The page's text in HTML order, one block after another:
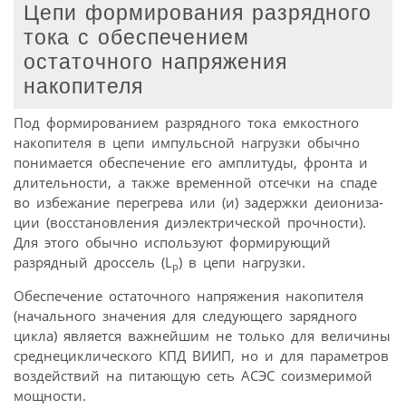
Цепи формирования разрядного
тока с обеспечением
остаточного напряжения
накопителя
Под формированием разрядного тока емкостного
накопителя в цепи импульсной нагрузки обычно
понимается обеспечение его амплитуды, фронта и
длительности, а также временной отсечки на спаде
во избежание перегрева или (и) задержки деиониза-
ции (восстановления диэлектрической прочности).
Для этого обычно используют формирующий
разрядный дроссель (Lp) в цепи нагрузки.
Обеспечение остаточного напряжения накопителя
(начального значения для следующего зарядного
цикла) является важнейшим не только для величины
среднециклического КПД ВИИП, но и для параметров
воздействий на питающую сеть АСЭС соизмеримой
мощности.